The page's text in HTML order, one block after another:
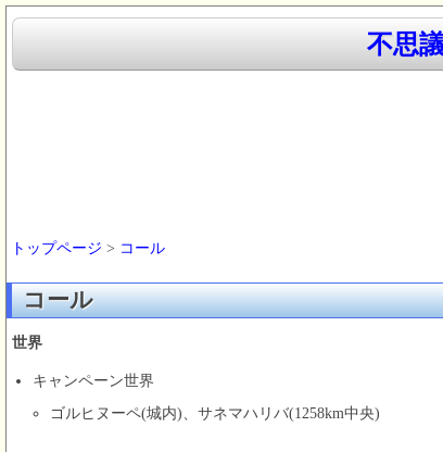
不思
トップページ > コール
コール
世界
キャンペーン世界
ゴルヒヌーペ(城内)、サネマハリバ(1258km中央)